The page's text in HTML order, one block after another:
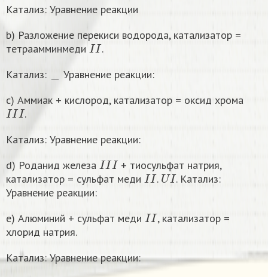
Катализ: Уравнение реакции
b) Разложение перекиси водорода, катализатор =
тетраамминмеди
II
.
Катализ: ＿ Уравнение реакции:
c) Аммиак + кислород, катализатор = оксид хрома
III
.
Катализ: Уравнение реакции:
d) Роданид железа
III
+ тиосульфат натрия,
катализатор = сульфат меди
II
.
UI
. Катализ:
Уравнение реакции:
e) Алюминий + сульфат меди
II
, катализатор =
хлорид натрия.
Катализ: Уравнение реакции: